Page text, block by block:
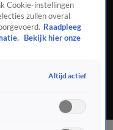
zit er voor de meeste
wordt nog vaak de
Dat blijkt uit klachten
Cookie-instellingen
zullen overal
Raadpleeg
Bekijk hier onze
Altijd actief